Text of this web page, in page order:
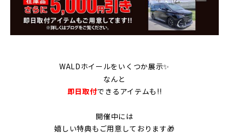
WALDホイールをいくつか展示✨
なんと
即日取付できるアイテムも!!
開催中には
嬉しい特典もご用意しております🎁